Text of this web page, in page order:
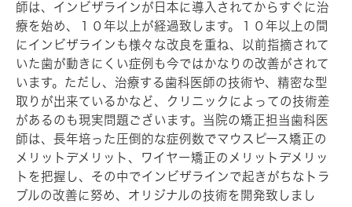
師は、インビザラインが日本に導入されてからすぐに治
療を始め、１０年以上が経過致します。１０年以上の間
にインビザラインも様々な改良を重ね、以前指摘されて
いた歯が動きにくい症例も今ではかなりの改善がされて
います。ただし、治療する歯科医師の技術や、精密な型
取りが出来ているかなど、クリニックによっての技術差
があるのも現実問題ございます。当院の矯正担当歯科医
師は、長年培った圧倒的な症例数でマウスピース矯正の
メリットデメリット、ワイヤー矯正のメリットデメリッ
トを把握し、その中でインビザラインで起きがちなトラ
ブルの改善に努め、オリジナルの技術を開発致しまし